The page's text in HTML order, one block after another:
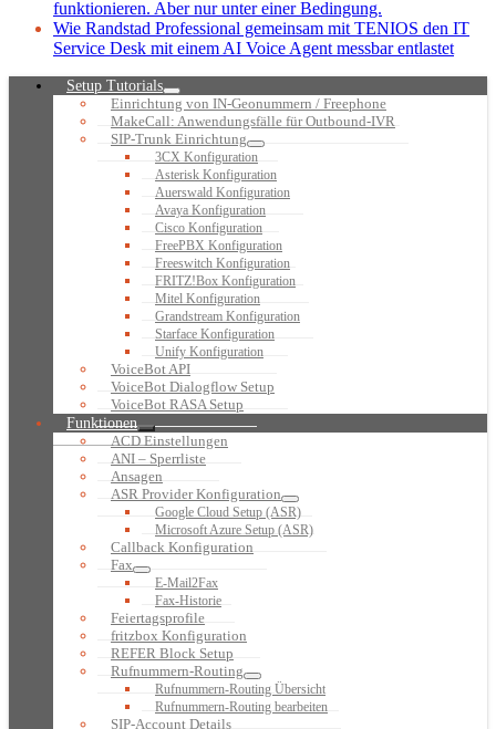
funktionieren. Aber nur unter einer Bedingung.
Wie Randstad Professional gemeinsam mit TENIOS den IT
Service Desk mit einem AI Voice Agent messbar entlastet
Setup Tutorials
Einrichtung von IN-Geonummern / Freephone
MakeCall: Anwendungsfälle für Outbound-IVR
SIP-Trunk Einrichtung
3CX Konfiguration
Asterisk Konfiguration
Auerswald Konfiguration
Avaya Konfiguration
Cisco Konfiguration
FreePBX Konfiguration
Freeswitch Konfiguration
FRITZ!Box Konfiguration
Mitel Konfiguration
Grandstream Konfiguration
Starface Konfiguration
Unify Konfiguration
VoiceBot API
VoiceBot Dialogflow Setup
VoiceBot RASA Setup
Funktionen
ACD Einstellungen
ANI – Sperrliste
Ansagen
ASR Provider Konfiguration
Google Cloud Setup (ASR)
Microsoft Azure Setup (ASR)
Callback Konfiguration
Fax
E-Mail2Fax
Fax-Historie
Feiertagsprofile
fritzbox Konfiguration
REFER Block Setup
Rufnummern-Routing
Rufnummern-Routing Übersicht
Rufnummern-Routing bearbeiten
SIP-Account Details